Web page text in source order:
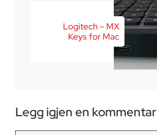
Logitech – MX
Keys for Mac
Legg igjen en kommentar